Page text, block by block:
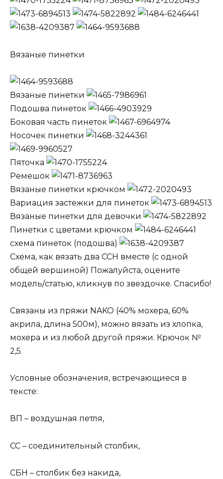
Вязаные пинетки
Вязаные пинетки
Подошва пинеток
Боковая часть пинеток
Носочек пинетки
Пяточка
Ремешок
Вязаные пинетки крючком
Вариация застежки для пинеток
Вязаные пинетки для девочки
Пинетки с цветами крючком
схема пинеток (подошва)
Схема, как вязать два ССН вместе (с одной
общей вершиной) Пожалуйста, оцените
модель/статью, кликнув по звездочке. Спасибо!
Связаны из пряжи NAKO (40% мохера, 60%
акрила, длина 500м), можно вязать из хлопка,
мохера и из любой другой пряжи. Крючок №
2,5.
Условные обозначения, встречающиеся в
тексте:
ВП – воздушная петля,
СС – соединительный столбик,
СБН – столбик без накида,